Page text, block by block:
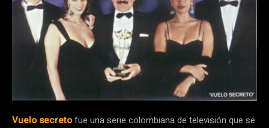
Vuelo secretofue una serie colombiana de televisión que se